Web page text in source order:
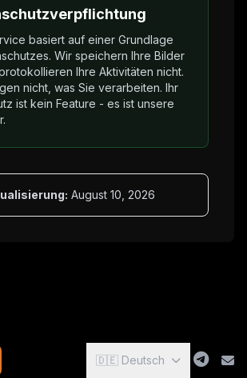
basiert auf einer Grundlage
Wir speichern Ihre Bilder
Ihre Aktivitäten nicht.
nicht, was Sie verarbeiten. Ihr
ist kein Feature - es ist unsere
August 10, 2026
🇩🇪 Deutsch